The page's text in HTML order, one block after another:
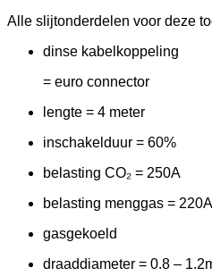
Alle slijtonderdelen voor deze
dinse kabelkoppeling
= euro connector
lengte = 4 meter
inschakelduur = 60%
belasting CO₂ = 250A
belasting menggas = 220A
gasgekoeld
draaddiameter = 0.8 –